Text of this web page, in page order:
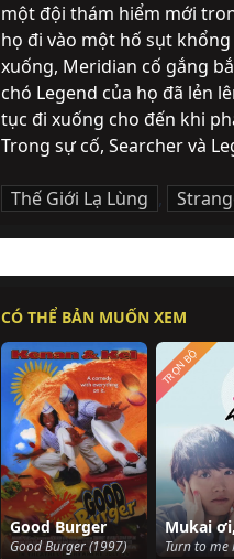
một đội thám hiểm mới
họ đi vào một hố sụt
xuống, Meridian cố gắng
chó Legend của họ đã lẻn
tục đi xuống cho đến khi
Trong sự cố, Searcher và
Thế Giới Lạ Lùng ,
CÓ THỂ BẢN MUỐN XEM
Good Burger
Good Burger (1997)
TRỌN BỘ